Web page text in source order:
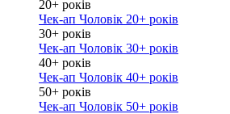
20+ років
Чек-ап Чоловік 20+ років
30+ років
Чек-ап Чоловік 30+ років
40+ років
Чек-ап Чоловік 40+ років
50+ років
Чек-ап Чоловік 50+ років